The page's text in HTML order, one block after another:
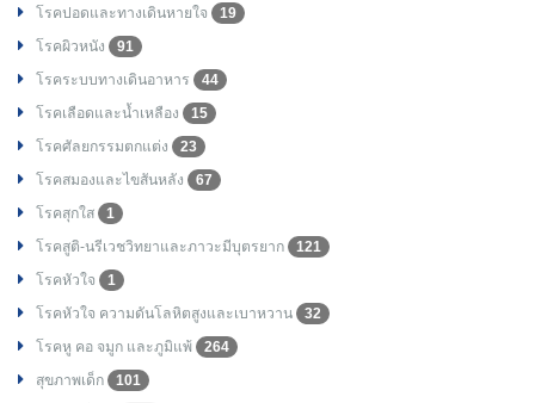
โรคปอดและทางเดินหายใจ
19
โรคผิวหนัง
91
โรคระบบทางเดินอาหาร
44
โรคเลือดและน้ำเหลือง
15
โรคศัลยกรรมตกแต่ง
23
โรคสมองและไขสันหลัง
67
โรคสุกใส
1
โรคสูติ-นรีเวชวิทยาและภาวะมีบุตรยาก
121
โรคหัวใจ
1
โรคหัวใจ ความดันโลหิตสูงและเบาหวาน
32
โรคหู คอ จมูก และภูมิแพ้
264
สุขภาพเด็ก
101